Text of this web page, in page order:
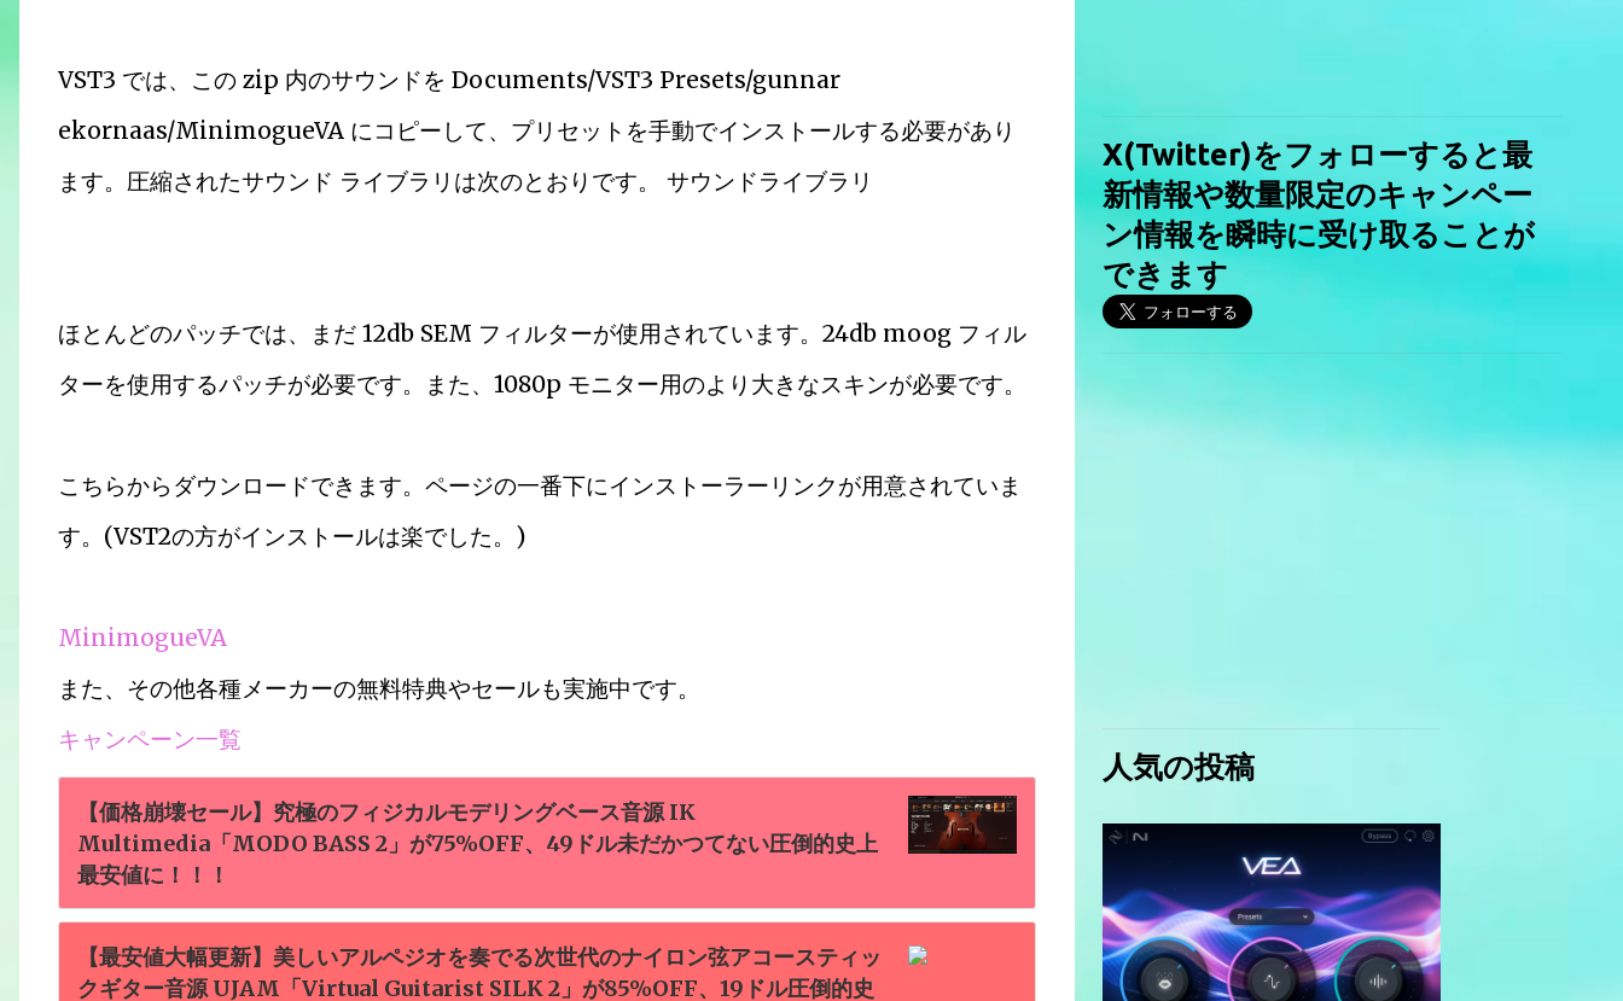
VST3 では、この zip 内のサウンドを Documents/VST3 Presets/gunnar
ekornaas/MinimogueVA にコピーして、プリセットを手動でインストールする必要があり
ます。圧縮されたサウンド ライブラリは次のとおりです。 サウンドライブラリ
ほとんどのパッチでは、まだ 12db SEM フィルターが使用されています。24db moog フィル
ターを使用するパッチが必要です。また、1080p モニター用のより大きなスキンが必要です。
こちらからダウンロードできます。ページの一番下にインストーラーリンクが用意されていま
す。(VST2の方がインストールは楽でした。)
MinimogueVA
また、その他各種メーカーの無料特典やセールも実施中です。
キャンペーン一覧
【価格崩壊セール】究極のフィジカルモデリングベース音源 IK
Multimedia「MODO BASS 2」が75%OFF、49ドル未だかつてない圧倒的史上
最安値に！！！
【最安値大幅更新】美しいアルペジオを奏でる次世代のナイロン弦アコースティッ
クギター音源 UJAM「Virtual Guitarist SILK 2」が85%OFF、19ドル圧倒的史
X(Twitter)をフォローすると最
新情報や数量限定のキャンペー
ン情報を瞬時に受け取ることが
できます
人気の投稿